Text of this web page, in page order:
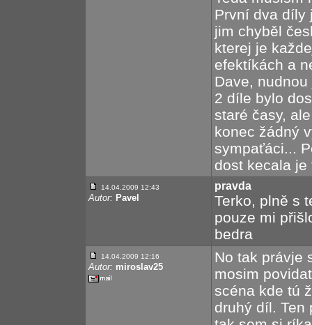
První dva díly
jim chyběl
kterej je
efektíkách a
Dave,
2 díle bylo
staré časy,
konec žádný
sympaťáci...
dost kecala
14.04.2009 12:43
Autor: Pavel
pravda
Terko, plně s
pouze mi
bedra
14.04.2009 12:16
Autor: miroslav25
No tak právje
mosim
scéna kde tú
druhý díl. Ten